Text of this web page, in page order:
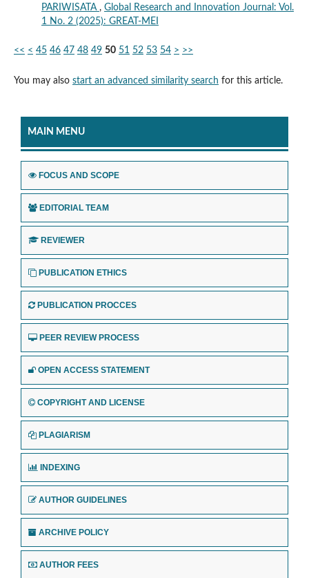
PARIWISATA , Global Research and Innovation Journal: Vol.
1 No. 2 (2025): GREAT-MEI
<< < 45 46 47 48 49 50 51 52 53 54 > >>
You may also start an advanced similarity search for this article.
MAIN MENU
FOCUS AND SCOPE
EDITORIAL TEAM
REVIEWER
PUBLICATION ETHICS
PUBLICATION PROCCES
PEER REVIEW PROCESS
OPEN ACCESS STATEMENT
COPYRIGHT AND LICENSE
PLAGIARISM
INDEXING
AUTHOR GUIDELINES
ARCHIVE POLICY
AUTHOR FEES